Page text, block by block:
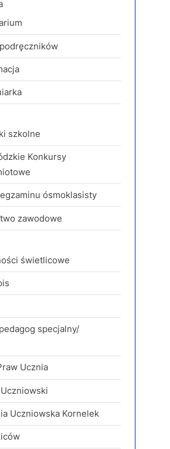
szkolne
Konkursy
ósmoklasisty
zawodowe
świetlicowe
specjalny/
Ucznia
Uczniowska Kornelek